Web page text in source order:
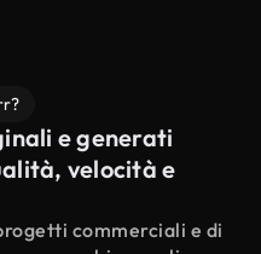
e generati
velocità e
commerciali e di